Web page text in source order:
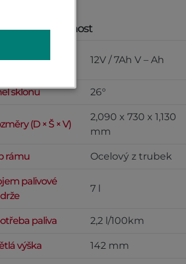
a hmotnost
12V / 7Ah V – Ah
sklonu 26°
(D × Š × V)
2,090 x 730 x 1,130
mm
rámu Ocelový z trubek
palivové
7 l
paliva 2,2 l/100km
výška 142 mm